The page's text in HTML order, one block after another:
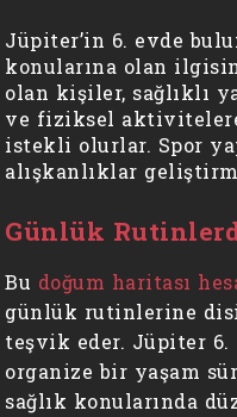
Jüpiter’in 6. evde
konularına olan
olan kişiler, sağlıklı
ve fiziksel
istekli olurlar. Spor
alışkanlıklar
Günlük
Bu doğum haritası
günlük rutinlerine
teşvik eder. Jüpiter
organize bir yaşam
sağlık konularında